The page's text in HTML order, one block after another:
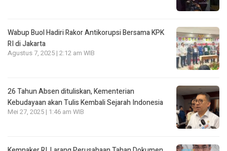
Wabup Buol Hadiri Rakor Antikorupsi Bersama KPK
RI di Jakarta
Agustus 7, 2025 | 2:12 am WIB
26 Tahun Absen dituliskan, Kementerian
Kebudayaan akan Tulis Kembali Sejarah Indonesia
Mei 27, 2025 | 1:46 am WIB